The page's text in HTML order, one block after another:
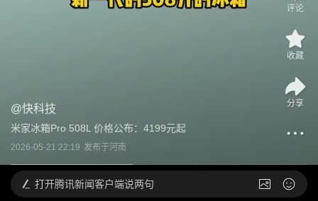
@快科技
米家冰箱Pro 508L 价格公布：4199元起
2026-05-21 22:19 发布于河南
评论
收藏
分享
打开腾讯新闻客户端说两句